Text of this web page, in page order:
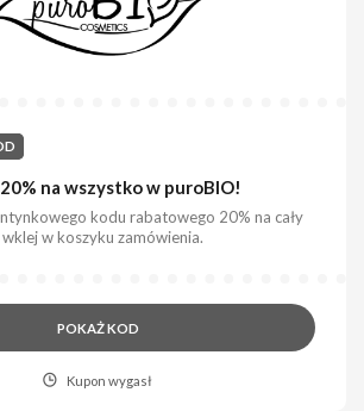
na wszystko w puroBIO!
kodu rabatowego 20% na cały
w koszyku zamówienia.
POKAŻ KOD
Kupon wygasł